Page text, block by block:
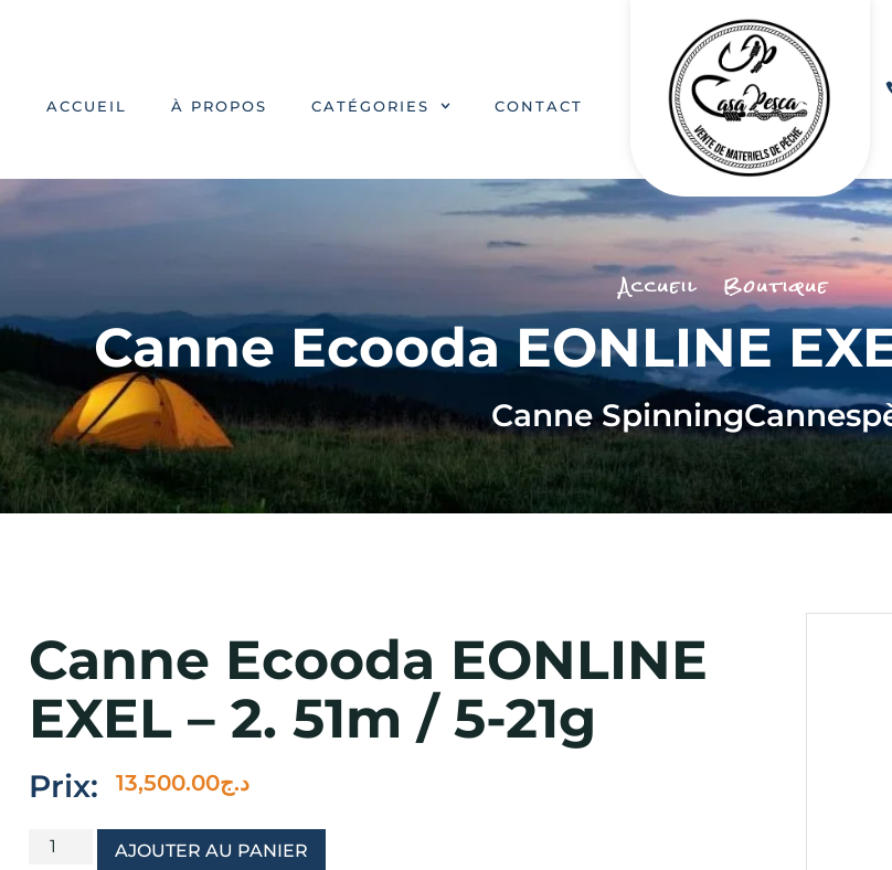
ACCUEIL À PROPOS CATÉGORIES CONTACT
Accueil Boutique
Canne Ecooda EONLINE
Canne SpinningCannes
Canne Ecooda EONLINE
EXEL – 2. 51m / 5-21g
Prix: د.ج13,500.00
AJOUTER AU PANIER